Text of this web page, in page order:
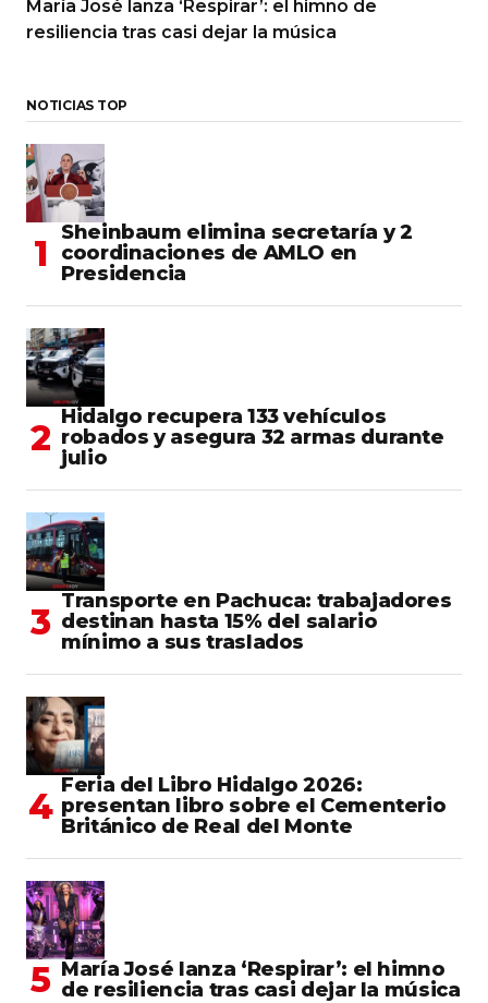
María José lanza ‘Respirar’: el himno de
resiliencia tras casi dejar la música
NOTICIAS TOP
Sheinbaum elimina secretaría y 2
coordinaciones de AMLO en
Presidencia
Hidalgo recupera 133 vehículos
robados y asegura 32 armas durante
julio
Transporte en Pachuca: trabajadores
destinan hasta 15% del salario
mínimo a sus traslados
Feria del Libro Hidalgo 2026:
presentan libro sobre el Cementerio
Británico de Real del Monte
María José lanza ‘Respirar’: el himno
de resiliencia tras casi dejar la música